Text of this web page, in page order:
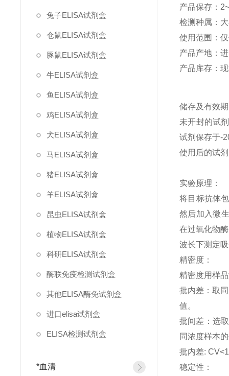
兔子ELISA试剂盒
仓鼠ELISA试剂盒
豚鼠ELISA试剂盒
牛ELISA试剂盒
鱼ELISA试剂盒
鸡ELISA试剂盒
犬ELISA试剂盒
马ELISA试剂盒
猪ELISA试剂盒
羊ELISA试剂盒
昆虫ELISA试剂盒
植物ELISA试剂盒
科研ELISA试剂盒
酶联免疫检测试剂盒
其他ELISA酶免试剂盒
进口elisa试剂盒
ELISA检测试剂盒
*血清
产品保存：
检测种属：
使用范围：
产品产地：
产品库存：
储存及有效
未开封的试
试剂保存于-
使用后的试
实验原理：
将目标抗体
然后加入微
在过氧化物
波长下测定
精
精密度用样
批内差：取
值。
批间差：选
同浓度样本
批内差:
稳定性：